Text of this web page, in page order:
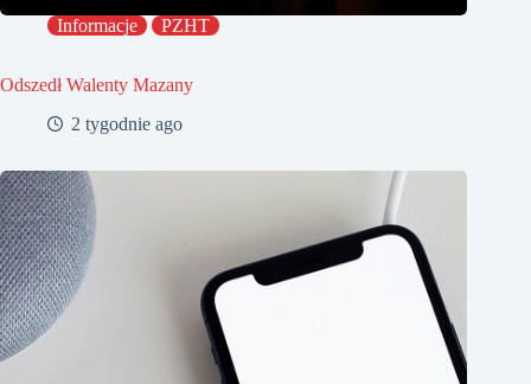
Informacje PZHT
Odszedł Walenty Mazany
2 tygodnie ago